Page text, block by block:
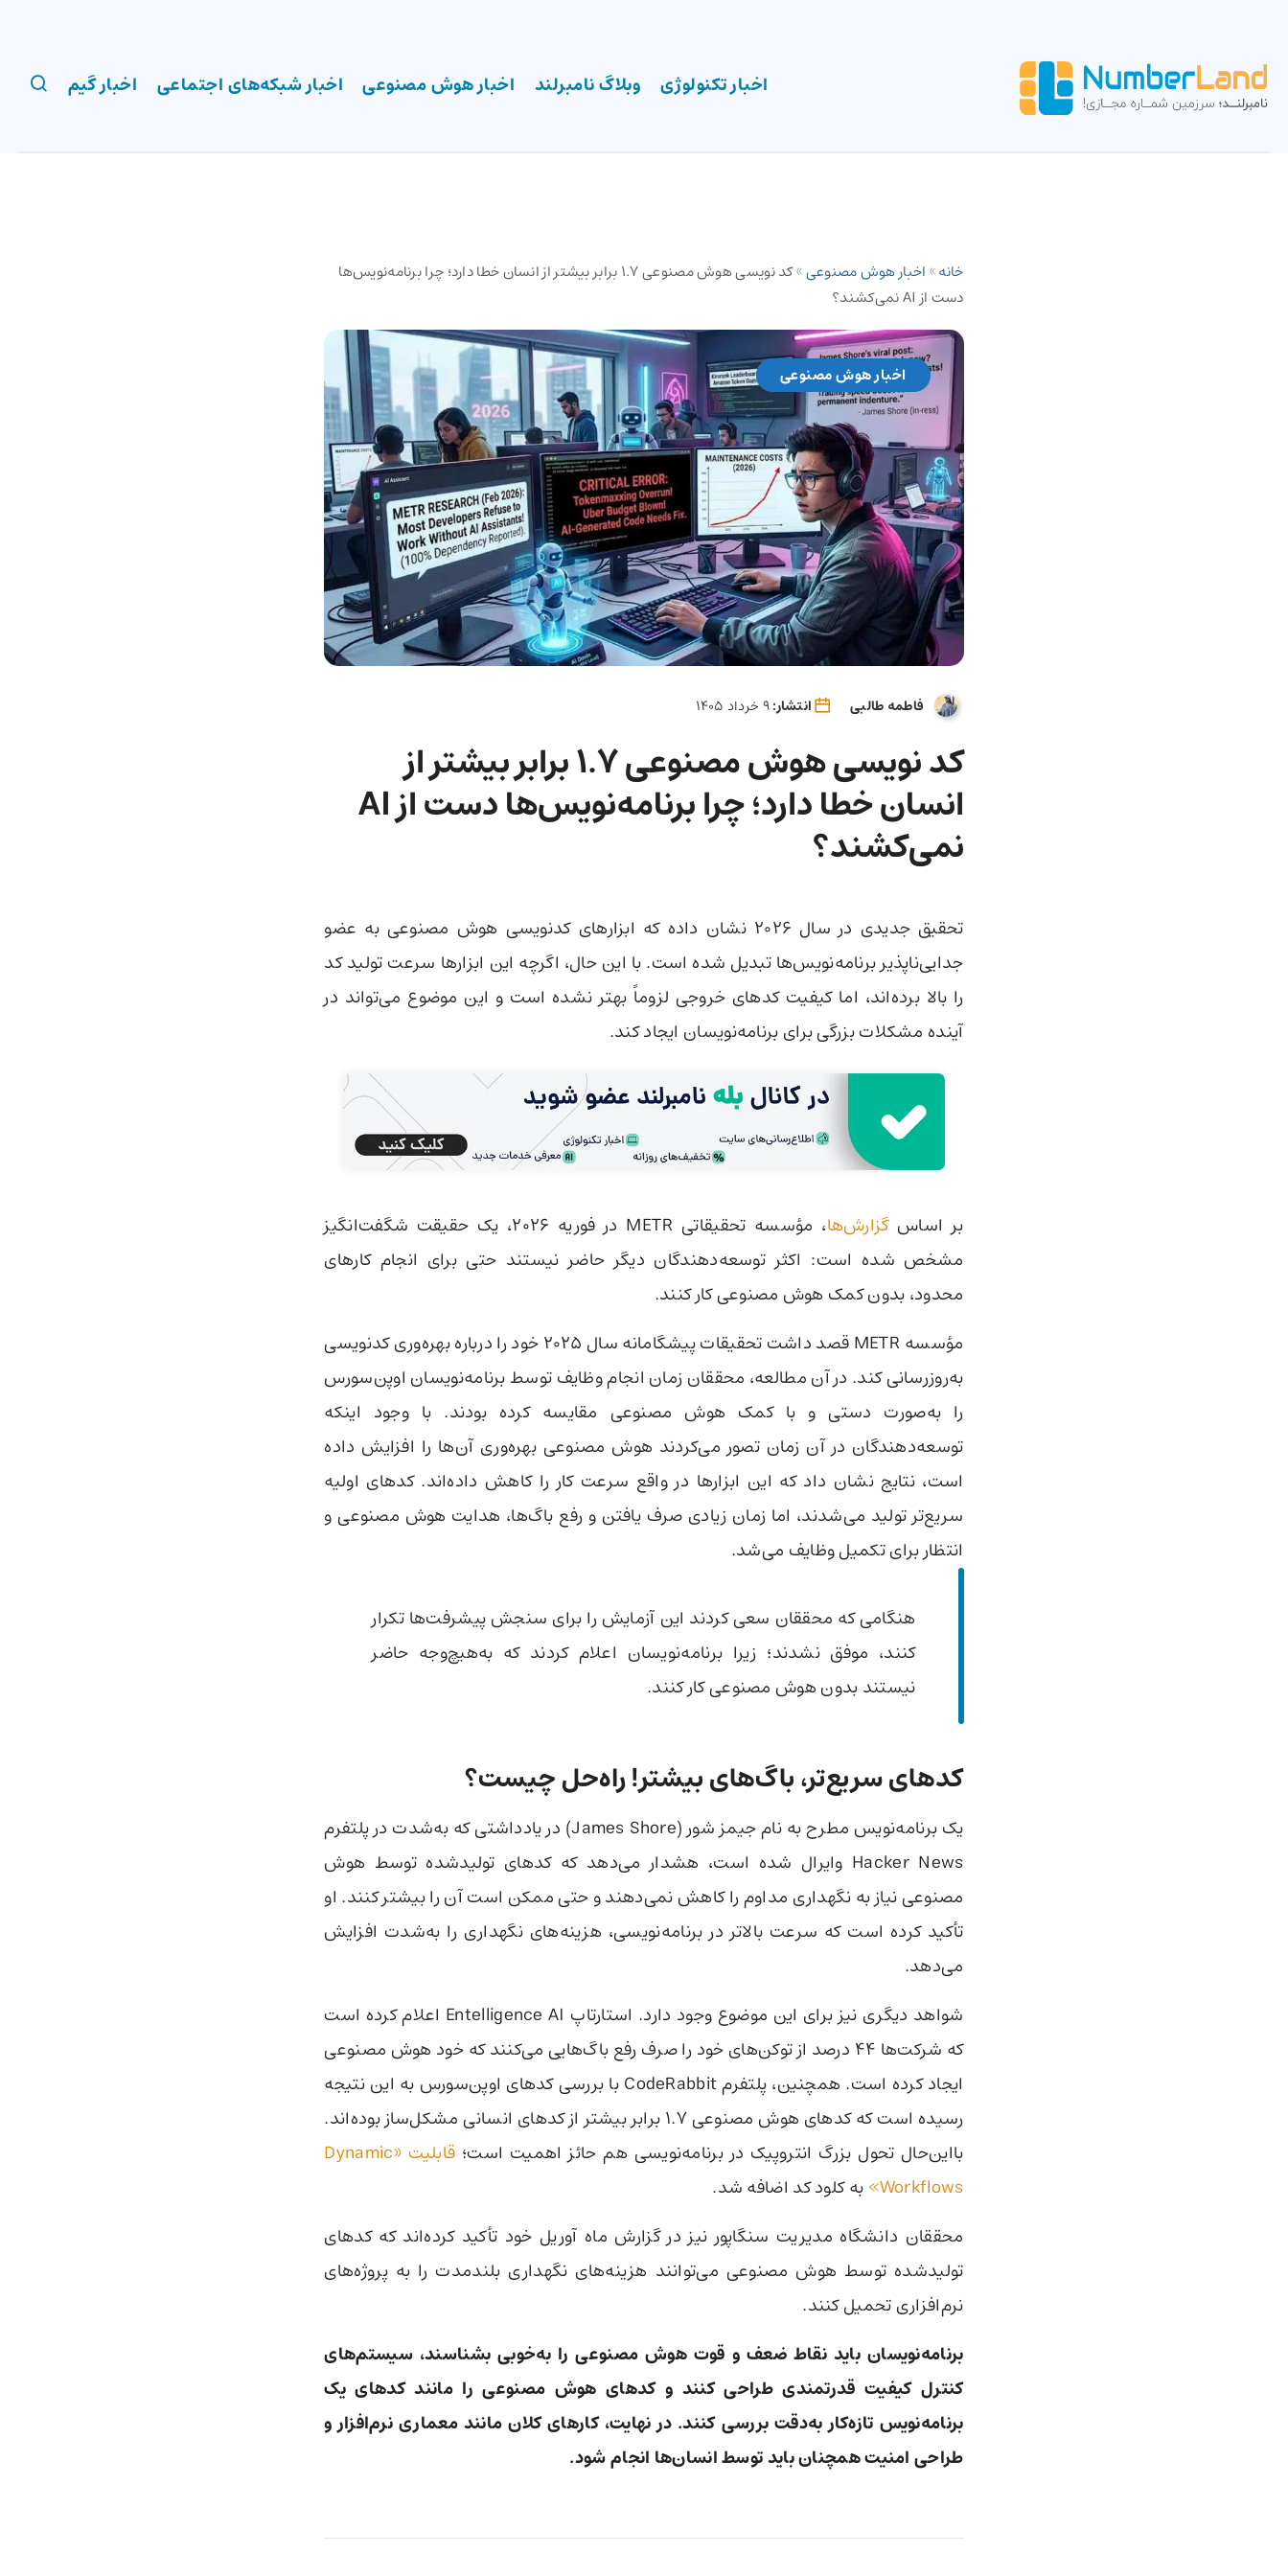
اخبار تکنولوژی وبلاگ نامبرلند اخبار هوش مصنوعی اخبار شبکه‌های اجتماعی اخبار گیم
خانه»اخبار هوش مصنوعی»
کد نویسی هوش مصنوعی ۱.۷ برابر بیشتر از انسان خطا دارد؛ چرا برنامه‌نویس‌ها
دست از AI نمی‌کشند؟
اخبار هوش مصنوعی
فاطمه طالبی انتشار:9 خرداد 1405
کد نویسی هوش مصنوعی ۱.۷ برابر بیشتر از
انسان خطا دارد؛ چرا برنامه‌نویس‌ها دست از AI
نمی‌کشند؟
تحقیق جدیدی در سال ۲۰۲۶ نشان داده که ابزارهای کدنویسی هوش مصنوعی به عضو
جدایی‌ناپذیر برنامه‌نویس‌ها تبدیل شده است. با این حال، اگرچه این ابزارها سرعت تولید کد
را بالا برده‌اند، اما کیفیت کدهای خروجی لزوماً بهتر نشده است و این موضوع می‌تواند در
آینده مشکلات بزرگی برای برنامه‌نویسان ایجاد کند.
بر اساسگزارش‌ها
، مؤسسه تحقیقاتی METR در فوریه ۲۰۲۶، یک حقیقت شگفت‌انگیز
مشخص شده است: اکثر توسعه‌دهندگان دیگر حاضر نیستند حتی برای انجام کارهای
محدود، بدون کمک هوش مصنوعی کار کنند.
مؤسسه METR قصد داشت تحقیقات پیشگامانه سال ۲۰۲۵ خود را درباره بهره‌وری کدنویسی
به‌روزرسانی کند. در آن مطالعه، محققان زمان انجام وظایف توسط برنامه‌نویسان اوپن‌سورس
را به‌صورت دستی و با کمک هوش مصنوعی مقایسه کرده بودند. با وجود اینکه
توسعه‌دهندگان در آن زمان تصور می‌کردند هوش مصنوعی بهره‌وری آن‌ها را افزایش داده
است، نتایج نشان داد که این ابزارها در واقع سرعت کار را کاهش داده‌اند. کدهای اولیه
سریع‌تر تولید می‌شدند، اما زمان زیادی صرف یافتن و رفع باگ‌ها، هدایت هوش مصنوعی و
انتظار برای تکمیل وظایف می‌شد.
هنگامی که محققان سعی کردند این آزمایش را برای سنجش پیشرفت‌ها تکرار
کنند، موفق نشدند؛ زیرا برنامه‌نویسان اعلام کردند که به‌هیچ‌وجه حاضر
نیستند بدون هوش مصنوعی کار کنند.
کدهای سریع‌تر، باگ‌های بیشتر!راه‌حل چیست؟
یک برنامه‌نویس مطرح به نام جیمز شور (James Shore) در یادداشتی که به‌شدت در پلتفرم
Hacker News وایرال شده است، هشدار می‌دهد که کدهای تولیدشده توسط هوش
مصنوعی نیاز به نگهداری مداوم را کاهش نمی‌دهند و حتی ممکن است آن را بیشتر کنند. او
تأکید کرده است که سرعت بالاتر در برنامه‌نویسی، هزینه‌های نگهداری را به‌شدت افزایش
می‌دهد.
شواهد دیگری نیز برای این موضوع وجود دارد. استارتاپ Entelligence AI اعلام کرده است
که شرکت‌ها ۴۴ درصد از توکن‌های خود را صرف رفع باگ‌هایی می‌کنند که خود هوش مصنوعی
ایجاد کرده است. همچنین، پلتفرم CodeRabbit با بررسی کدهای اوپن‌سورس به این نتیجه
رسیده است که کدهای هوش مصنوعی ۱.۷ برابر بیشتر از کدهای انسانی مشکل‌ساز بوده‌اند.
بااین‌حال تحول بزرگ انتروپیک در برنامه‌نویسی هم حائز اهمیت است؛
قابلیت «Dynamic
Workflows» به کلود کد اضافه شد.
محققان دانشگاه مدیریت سنگاپور نیز در گزارش ماه آوریل خود تأکید کرده‌اند که کدهای
تولیدشده توسط هوش مصنوعی می‌توانند هزینه‌های نگهداری بلندمدت را به پروژه‌های
نرم‌افزاری تحمیل کنند.
برنامه‌نویسان باید نقاط ضعف و قوت هوش مصنوعی را به‌خوبی بشناسند، سیستم‌های
کنترل کیفیت قدرتمندی طراحی کنند و کدهای هوش مصنوعی را مانند کدهای یک
برنامه‌نویس تازه‌کار به‌دقت بررسی کنند. در نهایت، کارهای کلان مانند معماری نرم‌افزار و
طراحی امنیت همچنان باید توسط انسان‌ها انجام شود.